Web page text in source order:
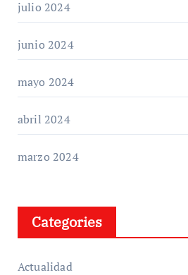
julio 2024
junio 2024
mayo 2024
abril 2024
marzo 2024
Categories
Actualidad